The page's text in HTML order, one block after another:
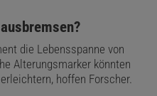
die Lebensspanne von
Alterungsmarker könnten
hoffen Forscher.